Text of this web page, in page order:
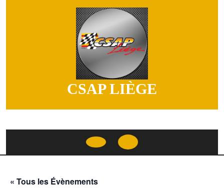
CSAP LIÈGE
Open
« Tous les Évènements